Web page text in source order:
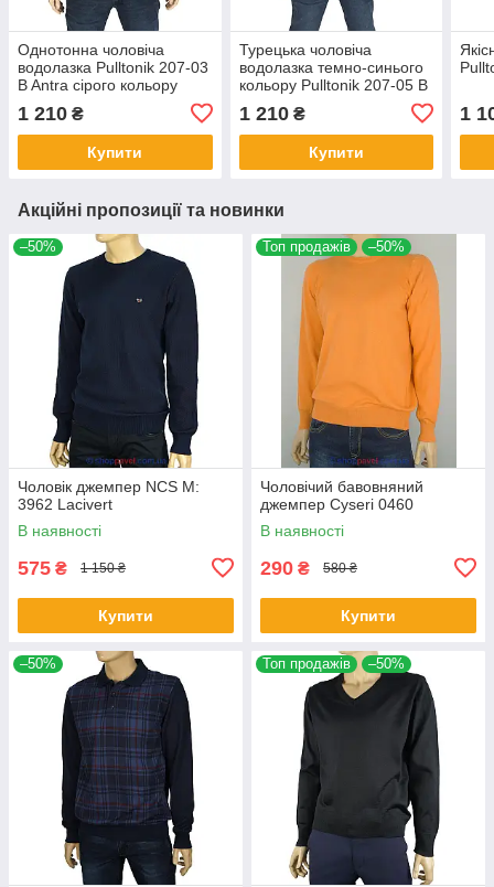
Однотонна чоловіча
водолазка Pulltonik 207-03
B Antra сірого кольору
1 210 ₴
Купити
Турецька чоловіча
водолазка темно-синього
кольору Pulltonik 207-05 B
1 210₴
Купити
1
Акційні пропозиції та новинки
–50%
Чоловік джемпер NCS M:
3962 Lacivert
В наявності
575 ₴ 1 150 ₴
Купити
Топ продажів –50%
Чоловічий бавовняний
джемпер Cyseri 0460
В наявності
290 ₴ 580 ₴
Купити
–50% Топ продажів –50%